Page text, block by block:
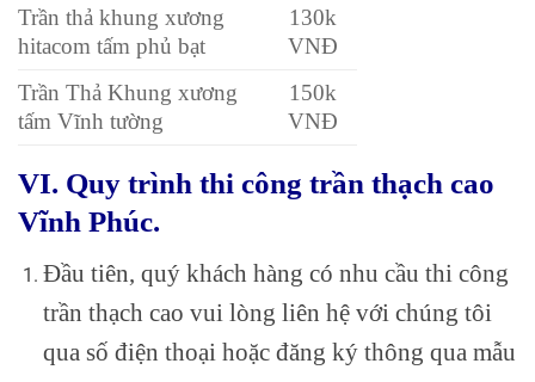
Trần thả khung xương
hitacom tấm phủ bạt
130k
VNĐ
Trần Thả Khung xương
tấm Vĩnh tường
150k
VNĐ
VI. Quy trình thi công trần thạch cao
Vĩnh Phúc.
Đầu tiên, quý khách hàng có nhu cầu thi công
trần thạch cao vui lòng liên hệ với chúng tôi
qua số điện thoại hoặc đăng ký thông qua mẫu